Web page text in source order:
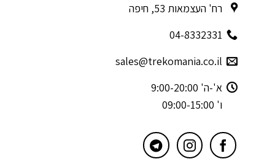
רח' העצמאות 53, חיפה
04-8332331
sales@trekomania.co.il
א'-ה' 9:00-20:00
ו' 09:00-15:00